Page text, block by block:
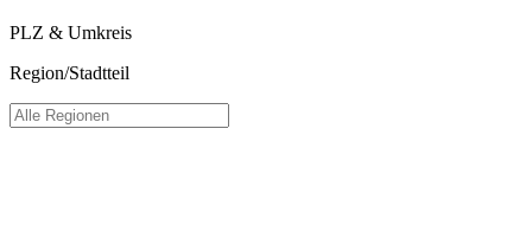
PLZ & Umkreis
Region/Stadtteil